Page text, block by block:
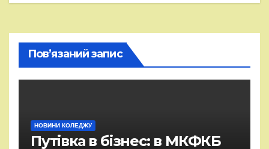
Пов’язаний запис
НОВИНИ КОЛЕДЖУ
Путівка в бізнес: в МКФКБ